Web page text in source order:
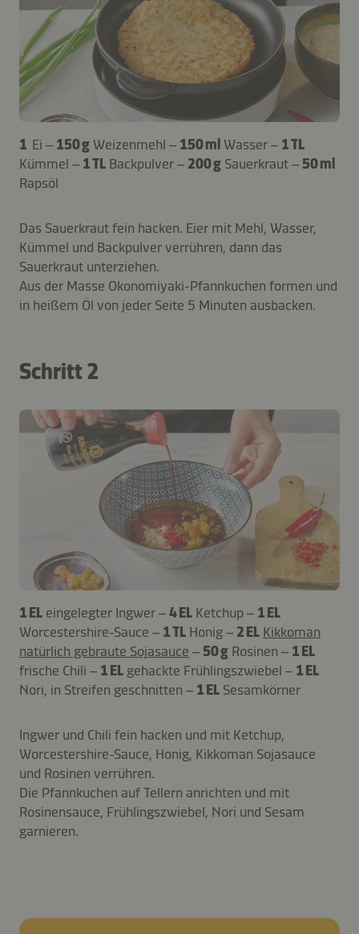
1 Ei – 150 g Weizenmehl – 150 ml Wasser – 1 TL
Kümmel – 1 TL Backpulver – 200 g Sauerkraut – 50 ml
Rapsöl
Das Sauerkraut fein hacken. Eier mit Mehl, Wasser,
Kümmel und Backpulver verrühren, dann das
Sauerkraut unterziehen.
Aus der Masse Okonomiyaki-Pfannkuchen formen und
in heißem Öl von jeder Seite 5 Minuten ausbacken.
Schritt 2
1 EL eingelegter Ingwer –4 EL Ketchup – 1 EL
Worcestershire-Sauce – 1 TL Honig – 2 EL Kikkoman
natürlich gebraute Sojasauce – 50 g Rosinen – 1 EL
frische Chili – 1 EL gehackte Frühlingszwiebel – 1 EL
Nori, in Streifen geschnitten – 1 EL Sesamkörner
Ingwer und Chili fein hacken und mit Ketchup,
Worcestershire-Sauce, Honig, Kikkoman Sojasauce
und Rosinen verrühren.
Die Pfannkuchen auf Tellern anrichten und mit
Rosinensauce, Frühlingszwiebel, Nori und Sesam
garnieren.